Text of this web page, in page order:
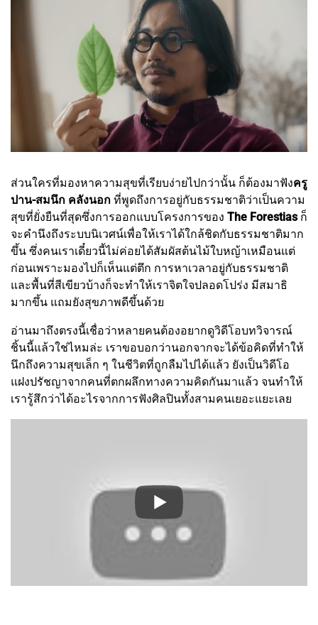
ส่วนใครที่มองหาความสุขที่เรียบง่ายไปกว่านั้น ก็ต้องมาฟังครู
ปาน-สมนึก คลังนอก ที่พูดถึงการอยู่กับธรรมชาติว่าเป็นความ
สุขที่ยั่งยืนที่สุดซึ่งการออกแบบโครงการของ The Forestiasก็
จะคำนึงถึงระบบนิเวศน์เพื่อให้เราได้ใกล้ชิดกับธรรมชาติมาก
ขึ้น ซึ่งคนเราเดี๋ยวนี้ไม่ค่อยได้สัมผัสต้นไม้ใบหญ้าเหมือนแต่
ก่อนเพราะมองไปก็เห็นแต่ตึก การหาเวลาอยู่กับธรรมชาติ
และพื้นที่สีเขียวบ้างก็จะทำให้เราจิตใจปลอดโปร่ง มีสมาธิ
มากขึ้น แถมยังสุขภาพดีขึ้นด้วย
อ่านมาถึงตรงนี้เชื่อว่าหลายคนต้องอยากดูวิดีโอบทวิจารณ์
ชิ้นนี้แล้วใช่ไหมล่ะ เราขอบอกว่านอกจากจะได้ข้อคิดที่ทำให้
นึกถึงความสุขเล็ก ๆ ในชีวิตที่ถูกลืมไปได้แล้ว ยังเป็นวิดีโอ
แฝงปรัชญาจากคนที่ตกผลึกทางความคิดกันมาแล้ว จนทำให้
เรารู้สึกว่าได้อะไรจากการฟังศิลปินทั้งสามคนเยอะแยะเลย